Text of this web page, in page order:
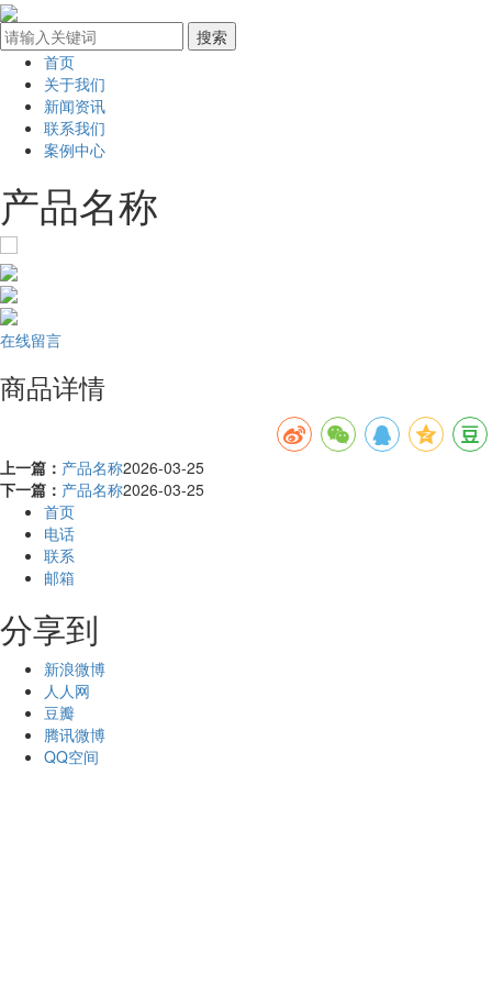
首页
关于我们
新闻资讯
联系我们
案例中心
产品名称
在线留言
商品详情
上一篇： 产品名称2026-03-25
下一篇： 产品名称2026-03-25
首页
电话
联系
邮箱
分享到
新浪微博
人人网
豆瓣
腾讯微博
QQ空间